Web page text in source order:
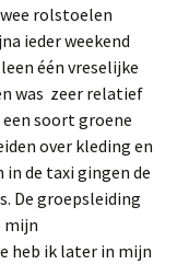
rolstoelen
ieder weekend
één vreselijke
was zeer relatief
soort groene
over kleding en
de taxi gingen de
De groepsleiding
mijn
heb ik later in mijn